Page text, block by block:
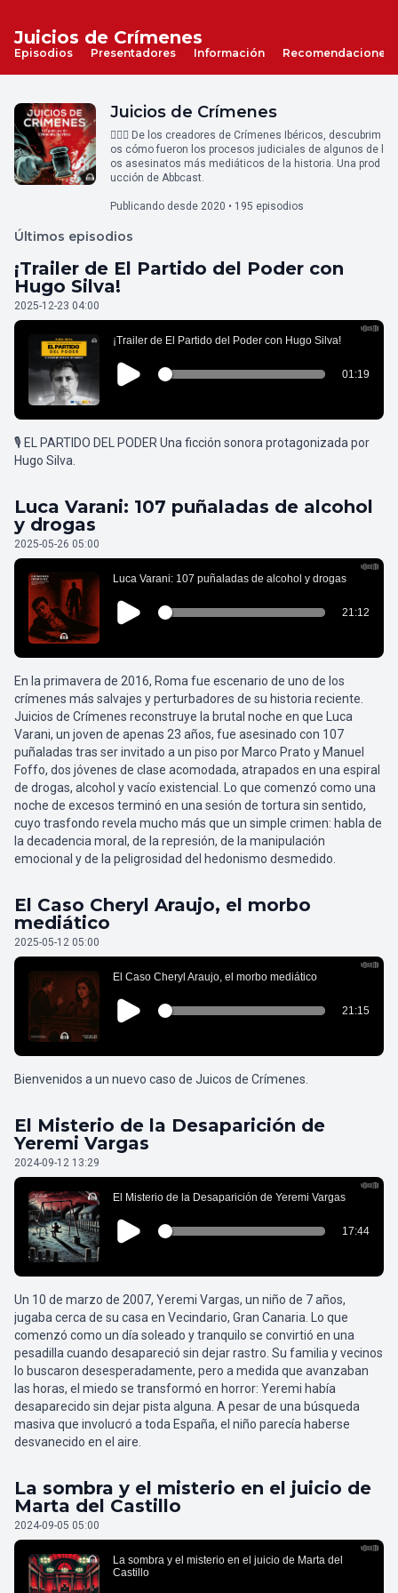
Juicios de Crímenes
Episodios Presentadores Información Recomendaciones
Juicios de Crímenes
👨🏻‍⚖️ De los creadores de Crímenes Ibéricos, descubrim
os cómo fueron los procesos judiciales de algunos de l
os asesinatos más mediáticos de la historia. Una prod
ucción de Abbcast.
Publicando desde 2020 • 195 episodios
Últimos episodios
¡Trailer de El Partido del Poder con
Hugo Silva!
2025-12-23 04:00
🎙️ EL PARTIDO DEL PODER Una ficción sonora protagonizada por
Hugo Silva.
Luca Varani: 107 puñaladas de alcohol
y drogas
2025-05-26 05:00
En la primavera de 2016, Roma fue escenario de uno de los
crímenes más salvajes y perturbadores de su historia reciente.
Juicios de Crímenes reconstruye la brutal noche en que Luca
Varani, un joven de apenas 23 años, fue asesinado con 107
puñaladas tras ser invitado a un piso por Marco Prato y Manuel
Foffo, dos jóvenes de clase acomodada, atrapados en una espiral
de drogas, alcohol y vacío existencial. Lo que comenzó como una
noche de excesos terminó en una sesión de tortura sin sentido,
cuyo trasfondo revela mucho más que un simple crimen: habla de
la decadencia moral, de la represión, de la manipulación
emocional y de la peligrosidad del hedonismo desmedido.
El Caso Cheryl Araujo, el morbo
mediático
2025-05-12 05:00
Bienvenidos a un nuevo caso de Juicos de Crímenes.
El Misterio de la Desaparición de
Yeremi Vargas
2024-09-12 13:29
Un 10 de marzo de 2007, Yeremi Vargas, un niño de 7 años,
jugaba cerca de su casa en Vecindario, Gran Canaria. Lo que
comenzó como un día soleado y tranquilo se convirtió en una
pesadilla cuando desapareció sin dejar rastro. Su familia y vecinos
lo buscaron desesperadamente, pero a medida que avanzaban
las horas, el miedo se transformó en horror: Yeremi había
desaparecido sin dejar pista alguna. A pesar de una búsqueda
masiva que involucró a toda España, el niño parecía haberse
desvanecido en el aire.
La sombra y el misterio en el juicio de
Marta del Castillo
2024-09-05 05:00